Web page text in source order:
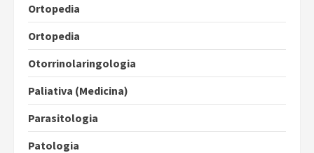
Ortopedia
Ortopedia
Otorrinolaringologia
Paliativa (Medicina)
Parasitologia
Patologia